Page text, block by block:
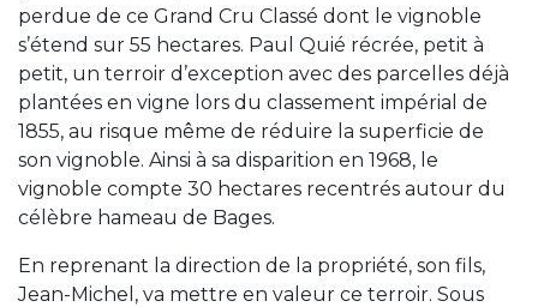
perdue de ce Grand Cru Classé dont le vignoble
s’étend sur 55 hectares. Paul Quié récrée, petit à
petit, un terroir d’exception avec des parcelles déjà
plantées en vigne lors du classement impérial de
1855, au risque même de réduire la superficie de
son vignoble. Ainsi à sa disparition en 1968, le
vignoble compte 30 hectares recentrés autour du
célèbre hameau de Bages.
En reprenant la direction de la propriété, son fils,
Jean-Michel, va mettre en valeur ce terroir. Sous